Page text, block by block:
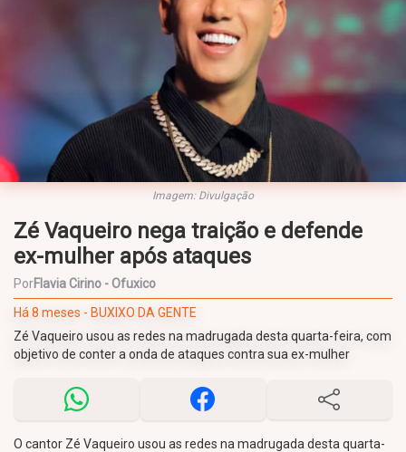
Imagem: Divulgação
Zé Vaqueiro nega traição e defende
ex-mulher após ataques
PorFlavia Cirino - Ofuxico
Há 8 meses - BUXIXO DA GENTE
Zé Vaqueiro usou as redes na madrugada desta quarta-feira, com
objetivo de conter a onda de ataques contra sua ex-mulher
O cantor Zé Vaqueiro usou as redes na madrugada desta quarta-